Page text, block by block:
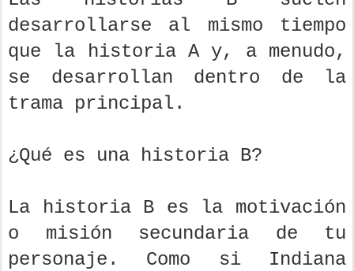
desarrollarse al mismo tiempo
que la historia A y, a menudo,
se desarrollan dentro de la
trama principal.
¿Qué es una historia B?
La historia B es la motivación
o misión secundaria de tu
personaje. Como si Indiana